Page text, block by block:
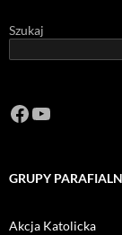
Szukaj
Facebook
https://
GRUPY
Akcja Katolicka